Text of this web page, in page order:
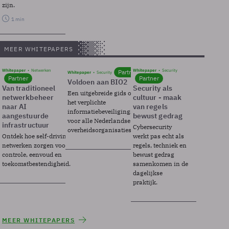
zijn.
1 min
MEER WHITEPAPERS
Whitepaper Netwerken
Partner
Van traditioneel
netwerkbeheer
naar AI
aangestuurde
infrastructuur
Ontdek hoe self-driving
netwerken zorgen voor
controle, eenvoud en
toekomstbestendigheid.
Whitepaper Security Partner
Voldoen aan BIO2
Een uitgebreide gids over BIO2,
het verplichte
informatiebeveiligingsframework
voor alle Nederlandse
overheidsorganisaties.
Whitepaper Security
Partner
Security als
cultuur - maak
van regels
bewust gedrag
Cybersecurity
werkt pas echt als
regels, techniek en
bewust gedrag
samenkomen in de
dagelijkse
praktijk.
MEER WHITEPAPERS